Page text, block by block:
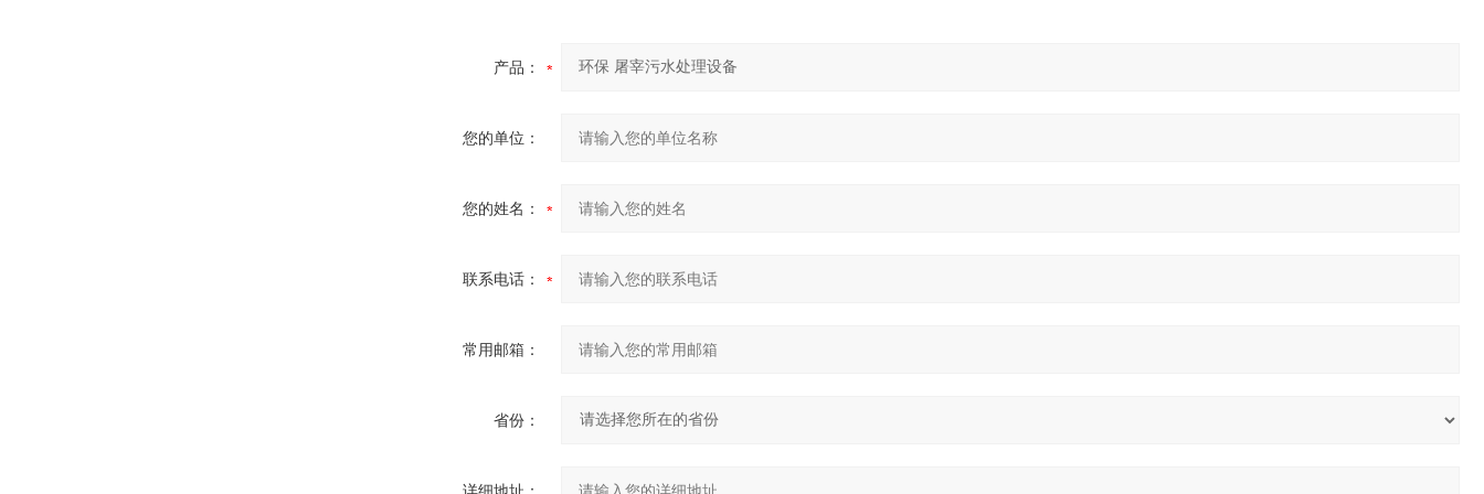
产品：
您的单位：
您的姓名：
联系电话：
常用邮箱：
省份：